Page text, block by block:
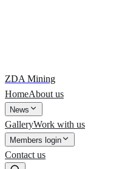
ZDA Mining
HomeAbout us
News
GalleryWork with us
Members login
Contact us